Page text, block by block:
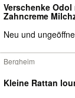
Verschenke
Zahncreme
Neu und
Bergheim
Kleine Rattan